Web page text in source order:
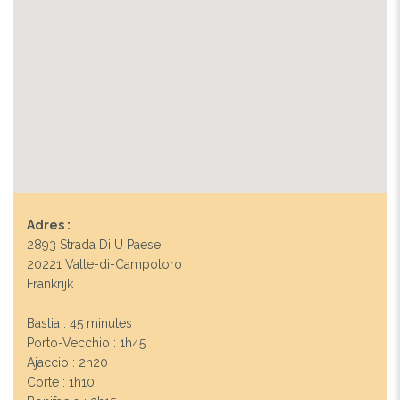
Adres :
2893 Strada Di U Paese
20221 Valle-di-Campoloro
Frankrijk
Bastia : 45 minutes
Porto-Vecchio : 1h45
Ajaccio : 2h20
Corte : 1h10